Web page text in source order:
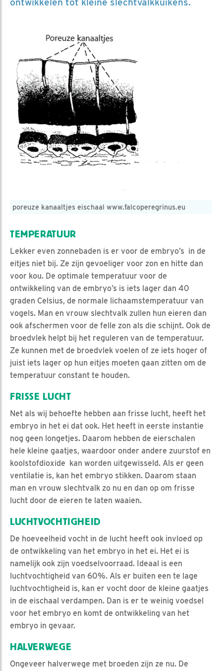
poreuze kanaaltjes eischaal www.falcoperegrinus.eu
TEMPERATUUR
Lekker even zonnebaden is er voor de embryo’s in de
eitjes niet bij. Ze zijn gevoeliger voor zon en hitte dan
voor kou. De optimale temperatuur voor de
ontwikkeling van de embryo’s is iets lager dan 40
graden Celsius, de normale lichaamstemperatuur van
vogels. Man en vrouw slechtvalk zullen hun eieren dan
ook afschermen voor de felle zon als die schijnt. Ook de
broedvlek helpt bij het reguleren van de temperatuur.
Ze kunnen met de broedvlek voelen of ze iets hoger of
juist iets lager op hun eitjes moeten gaan zitten om de
temperatuur constant te houden.
FRISSE LUCHT
Net als wij behoefte hebben aan frisse lucht, heeft het
embryo in het ei dat ook. Het heeft in eerste instantie
nog geen longetjes. Daarom hebben de eierschalen
hele kleine gaatjes, waardoor onder andere zuurstof en
koolstofdioxide kan worden uitgewisseld. Als er geen
ventilatie is, kan het embryo stikken. Daarom staan
man en vrouw slechtvalk zo nu en dan op om frisse
lucht door de eieren te laten waaien.
LUCHTVOCHTIGHEID
De hoeveelheid vocht in de lucht heeft ook invloed op
de ontwikkeling van het embryo in het ei. Het ei is
namelijk ook zijn voedselvoorraad. Ideaal is een
luchtvochtigheid van 60%. Als er buiten een te lage
luchtvochtigheid is, kan er vocht door de kleine gaatjes
in de eischaal verdampen. Dan is er te weinig voedsel
voor het embryo en komt de ontwikkeling van het
embryo in gevaar.
HALVERWEGE
Ongeveer halverwege met broeden zijn ze nu. De